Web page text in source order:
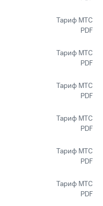
Тариф МТС
PDF
Тариф МТС
PDF
Тариф МТС
PDF
Тариф МТС
PDF
Тариф МТС
PDF
Тариф МТС
PDF